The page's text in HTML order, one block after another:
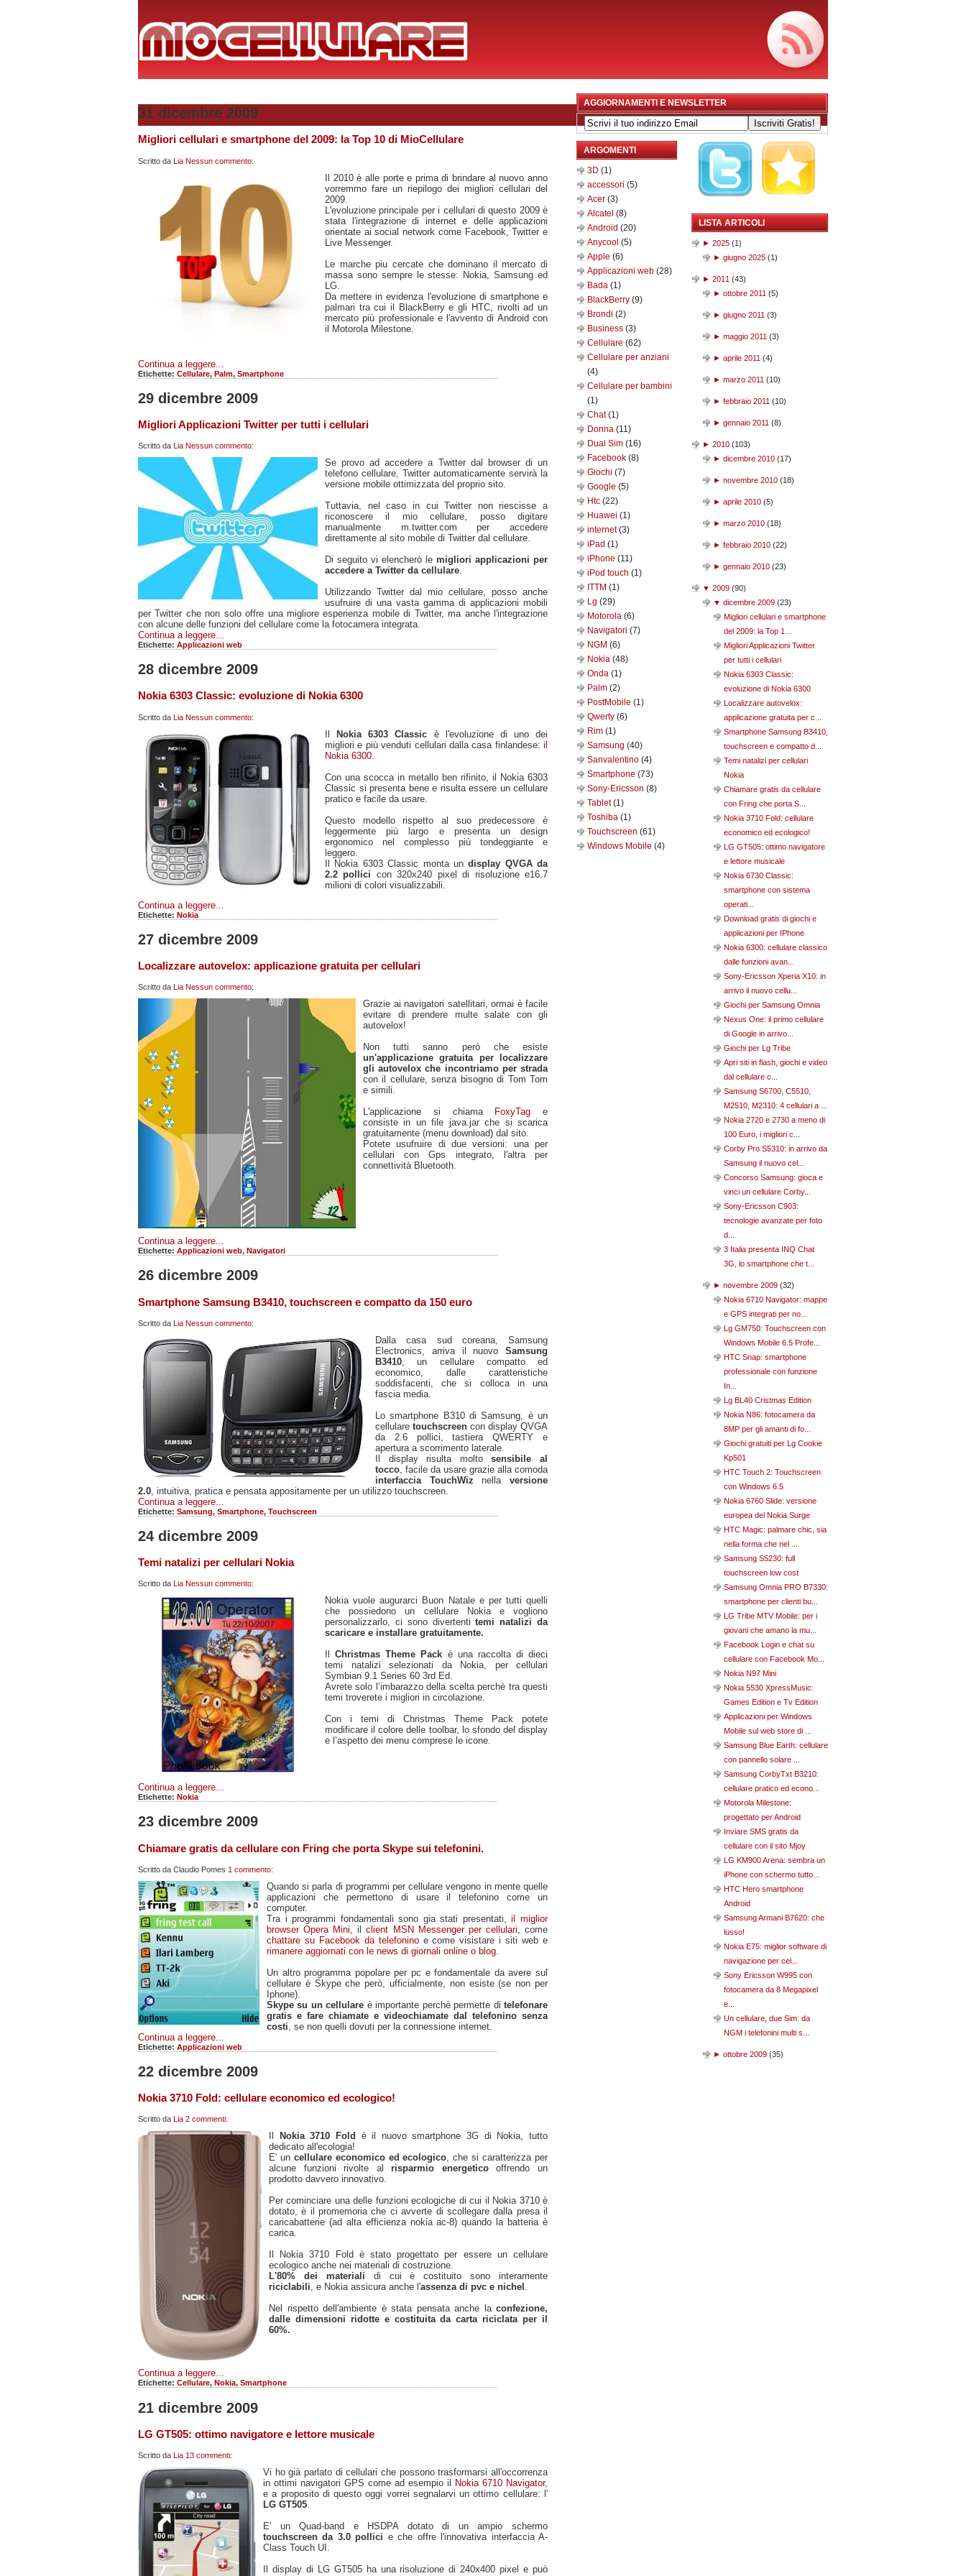
31 dicembre 2009
Migliori cellulari e smartphone del 2009: la Top 10 di MioCellulare
Scritto da Lia Nessun commento:
Il 2010 è alle porte e prima di brindare al nuovo anno
vorremmo fare un riepilogo dei migliori cellulari del
2009.
L'evoluzione principale per i cellulari di questo 2009 è
stata l'integrazione di internet e delle applicazioni
orientate ai social network come Facebook, Twitter e
Live Messenger.
Le marche piu cercate che dominano il mercato di
massa sono sempre le stesse: Nokia, Samsung ed
LG.
Da mettere in evidenza l'evoluzione di smartphone e
palmari tra cui il BlackBerry e gli HTC, rivolti ad un
mercato più professionale e l'avvento di Android con
il Motorola Milestone.
Continua a leggere...
Etichette: Cellulare, Palm, Smartphone
29 dicembre 2009
Migliori Applicazioni Twitter per tutti i cellulari
Scritto da Lia Nessun commento:
Se provo ad accedere a Twitter dal browser di un
telefono cellulare, Twitter automaticamente servirà la
versione mobile ottimizzata del proprio sito.
Tuttavia, nel caso in cui Twitter non riescisse a
riconoscere il mio cellulare, posso digitare
manualmente m.twitter.com per accedere
direttamente al sito mobile di Twitter dal cellulare.
Di seguito vi elencherò le migliori applicazioni per
accedere a Twitter da cellulare.
Utilizzando Twitter dal mio cellulare, posso anche
usufruire di una vasta gamma di applicazioni mobili
per Twitter che non solo offre una migliore esperienza mobile di Twitter, ma anche l'integrazione
con alcune delle funzioni del cellulare come la fotocamera integrata.
Continua a leggere...
Etichette: Applicazioni web
28 dicembre 2009
Nokia 6303 Classic: evoluzione di Nokia 6300
Scritto da Lia Nessun commento:
IlNokia 6303 Classic è l'evoluzione di uno dei
migliori e più venduti cellulari dalla casa finlandese: il
Nokia 6300
Con una scocca in metallo ben rifinito, il Nokia 6303
Classic si presenta bene e risulta essere un cellulare
pratico e facile da usare.
Questo modello rispetto al suo predecessore è
leggermente più largo e presenta un design
ergonomico nel complesso più tondeggiante e
leggero.
Il Nokia 6303 Classic monta undisplay QVGA da
2.2 pollici con 320x240 pixel di risoluzione e16.7
milioni di colori visualizzabili.
Continua a leggere...
Etichette: Nokia
27 dicembre 2009
Localizzare autovelox: applicazione gratuita per cellulari
Scritto da Lia Nessun commento:
Grazie ai navigatori satellitari, ormai è facile
evitare di prendere multe salate con gli
autovelox!
Non tutti sanno però che esiste
un'applicazione gratuita per localizzare
gli autovelox che incontriamo per strada
con il cellulare, senza bisogno di Tom Tom
e simili.
L'applicazione si chiama
FoxyTag e
consiste in un file java.jar che si scarica
gratuitamente (menu download) dal sito.
Potete usufruire di due versioni: una per
cellulari con Gps integrato, l'altra per
connettività Bluetooth.
Continua a leggere...
Etichette: Applicazioni web, Navigatori
26 dicembre 2009
Smartphone Samsung B3410, touchscreen e compatto da 150 euro
Scritto da Lia Nessun commento:
Dalla casa sud coreana, Samsung
Electronics, arriva il nuovo Samsung
B3410 , un cellulare compatto ed
economico, dalle caratteristiche
soddisfacenti, che si colloca in una
fascia media.
Lo smartphone B310 di Samsung, è un
cellulare touchscreen con display QVGA
da 2.6 pollici, tastiera QWERTY e
apertura a scorrimento laterale.
Il display risulta moltosensibile al
tocco , facile da usare grazie alla comoda
interfaccia TouchWiznellaversione
2.0 , intuitiva, pratica e pensata appositamente per un utilizzo touchscreen.
Continua a leggere...
Etichette: Samsung, Smartphone, Touchscreen
24 dicembre 2009
Temi natalizi per cellulari Nokia
Scritto da Lia Nessun commento:
Nokia vuole augurarci Buon Natale e per tutti quelli
che possiedono un cellulare Nokia e vogliono
personalizzarlo, ci sono divertentitemi natalizi da
scaricare e installare gratuitamente.
IlChristmas Theme Pack è una raccolta di dieci
temi natalizi selezionati da Nokia, per cellulari
Symbian 9.1 Series 60 3rd Ed.
Avrete solo l’imbarazzo della scelta perchè tra questi
temi troverete i migliori in circolazione.
Con i temi di Christmas Theme Pack potete
modificare il colore delle toolbar, lo sfondo del display
e l’aspetto dei menu comprese le icone.
Continua a leggere...
Etichette: Nokia
23 dicembre 2009
Chiamare gratis da cellulare con Fring che porta Skype sui telefonini.
Scritto da Claudio Pomes 1 commento:
Quando si parla di programmi per cellulare vengono in mente quelle
applicazioni che permettono di usare il telefonino come un
computer.
Tra i programmi fondamentali sono gia stati presentati,il miglior
browser Opera Mini , ilclient MSN Messenger per cellulari , come
chattare su Facebook da telefoninoe come visistare i siti web e
rimanere aggiornati con le news di giornali online o blog
Un altro programma popolare per pc e fondamentale da avere sul
cellulare è Skype che però, ufficialmente, non esiste (se non per
Iphone).
Skype su un cellulare è importante perchè permette ditelefonare
gratis e fare chiamate e videochiamate dal telefonino senza
costi , se non quelli dovuti per la connessione internet.
Continua a leggere...
Etichette: Applicazioni web
22 dicembre 2009
Nokia 3710 Fold: cellulare economico ed ecologico!
Scritto da Lia 2 commenti:
Nokia 3710 Fold è il nuovo smartphone 3G di Nokia, tutto
dedicato all'ecologia!
E' un cellulare economico ed ecologico, che si caratterizza per
alcune funzioni rivolte alrisparmio energeticooffrendo un
prodotto davvero innovativo.
Per cominciare una delle funzioni ecologiche di cui il Nokia 3710 è
dotato, è il promemoria che ci avverte di scollegare dalla presa il
caricabatterie (ad alta efficienza nokia ac-8) quando la batteria è
carica.
Il Nokia 3710 Fold è stato progettato per essere un cellulare
ecologico anche nei materiali di costruzione.
L'80% dei materiali di cui è costituito sono interamente
riciclabili, e Nokia assicura anche l'assenza di pvc e nichel .
Nel rispetto dell'ambiente è stata pensata anche la confezione,
dalle dimensioni ridotte e costituita da carta riciclata per il
60%.
Continua a leggere...
Etichette: Cellulare, Nokia, Smartphone
21 dicembre 2009
LG GT505: ottimo navigatore e lettore musicale
Scritto da Lia 13 commenti:
Vi ho già parlato di cellulari che possono trasformarsi all'occorrenza
in ottimi navigatori GPS come ad esempio il
Nokia 6710 Navigator,
e a proposito di questo oggi vorrei segnalarvi un ottimo cellulare: l'
LG GT505
E' un Quad-band e HSDPA dotato di un ampio schermo
touchscreen da 3.0 pollici e che offre l'innovativa interfaccia A-
Class Touch UI.
Il display di LG GT505 ha una risoluzione di 240x400 pixel e può
AGGIORNAMENTI E NEWSLETTER
ARGOMENTI
3D (1)
accessori (5)
Acer (3)
Alcatel (8)
Android (20)
Anycool (5)
Apple (6)
Applicazioni web (28)
Bada (1)
BlackBerry (9)
Brondi (2)
Business (3)
Cellulare (62)
Cellulare per anziani
(4)
Cellulare per bambini
(1)
Chat(1)
Donna (11)
Dual Sim (16)
Facebook (8)
Giochi (7)
Google (5)
Htc (22)
Huawei (1)
internet(3)
iPad (1)
iPhone (11)
iPod touch (1)
ITTM (1)
Lg (29)
Motorola (6)
Navigatori (7)
NGM (6)
Nokia (48)
Onda (1)
Palm (2)
PostMobile (1)
Qwerty (6)
Rim (1)
Samsung (40)
Sanvalentino (4)
Smartphone (73)
Sony-Ericsson (8)
Tablet(1)
Toshiba (1)
Touchscreen (61)
Windows Mobile (4)
LISTA ARTICOLI
► 2025 (1)
► giugno 2025 (1)
► 2011 (43)
► ottobre 2011 (5)
► giugno 2011 (3)
► maggio 2011 (3)
► aprile 2011 (4)
► marzo 2011 (10)
► febbraio 2011 (10)
► gennaio 2011 (8)
► 2010 (103)
► dicembre 2010 (17)
► novembre 2010 (18)
► aprile 2010 (5)
► marzo 2010 (18)
► febbraio 2010 (22)
► gennaio 2010 (23)
▼ 2009 (90)
▼ dicembre 2009 (23)
Migliori cellulari e smartphone
del 2009: la Top 1...
Migliori Applicazioni Twitter
per tutti i cellulari
Nokia 6303 Classic:
evoluzione di Nokia 6300
Localizzare autovelox:
applicazione gratuita per c...
Smartphone Samsung B3410,
touchscreen e compatto d...
Temi natalizi per cellulari
Nokia
Chiamare gratis da cellulare
con Fring che porta S...
Nokia 3710 Fold: cellulare
economico ed ecologico!
LG GT505: ottimo navigatore
e lettore musicale
Nokia 6730 Classic:
smartphone con sistema
operati...
Download gratis di giochi e
applicazioni per IPhone
Nokia 6300: cellulare classico
dalle funzioni avan...
Sony-Ericsson Xperia X10: in
arrivo il nuovo cellu...
Giochi per Samsung Omnia
Nexus One: il primo cellulare
di Google in arrivo...
Giochi per Lg Tribe
Apri siti in flash, giochi e video
dal cellulare c...
Samsung S6700, C5510,
M2510, M2310: 4 cellulari a ...
Nokia 2720 e 2730 a meno di
100 Euro, i migliori c...
Corby Pro S5310: in arrivo da
Samsung il nuovo cel...
Concorso Samsung: gioca e
vinci un cellulare Corby...
Sony-Ericsson C903:
tecnologie avanzate per foto
d...
3 Italia presenta INQ Chat
3G, lo smartphone che t...
► novembre 2009 (32)
Nokia 6710 Navigator: mappe
e GPS integrati per no...
Lg GM750: Touchscreen con
Windows Mobile 6.5 Profe...
HTC Snap: smartphone
professionale con funzione
In...
Lg BL40 Cristmas Edition
Nokia N86: fotocamera da
8MP per gli amanti di fo...
Giochi gratuiti per Lg Cookie
Kp501
HTC Touch 2: Touchscreen
con Windows 6.5
Nokia 6760 Slide: versione
europea del Nokia Surge
HTC Magic: palmare chic, sia
nella forma che nel ...
Samsung S5230: full
touchscreen low cost
Samsung Omnia PRO B7330:
smartphone per clienti bu...
LG Tribe MTV Mobile: per i
giovani che amano la mu...
Facebook Login e chat su
cellulare con Facebook Mo...
Nokia N97 Mini
Nokia 5530 XpressMusic:
Games Edition e Tv Edition
Applicazioni per Windows
Mobile sul web store di ...
Samsung Blue Earth: cellulare
con pannello solare ...
Samsung CorbyTxt B3210:
cellulare pratico ed econo...
Motorola Milestone:
progettato per Android
Inviare SMS gratis da
cellulare con il sito Mjoy
LG KM900 Arena: sembra un
iPhone con schermo tutto...
HTC Hero smartphone
Android
Samsung Armani B7620: che
lusso!
Nokia E75: miglior software di
navigazione per cel...
Sony Ericsson W995 con
fotocamera da 8 Megapixel
e...
Un cellulare, due Sim: da
NGM i telefonini multi s...
► ottobre 2009 (35)